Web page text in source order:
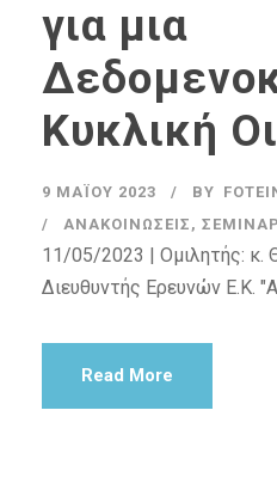
για μια
Κυκλική
9 ΜΑΪ́ΟΥ 2023 BY
ΑΝΑΚΟΙΝΏΣΕΙΣ ,
11/05/2023 | Ομιλητής: κ.
Διευθυντής Ερευνών Ε.Κ.
Read More